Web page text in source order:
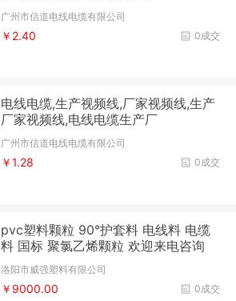
广州市信道电线电缆有限公司
0成交
￥2.40
电线电缆,生产视频线,厂家视频线,生产
厂家视频线,电线电缆生产厂
广州市信道电线电缆有限公司
0成交
￥1.28
pvc塑料颗粒 90°护套料 电线料 电缆
料 国标 聚氯乙烯颗粒 欢迎来电咨询
洛阳市威强塑料有限公司
0成交
￥9000.00